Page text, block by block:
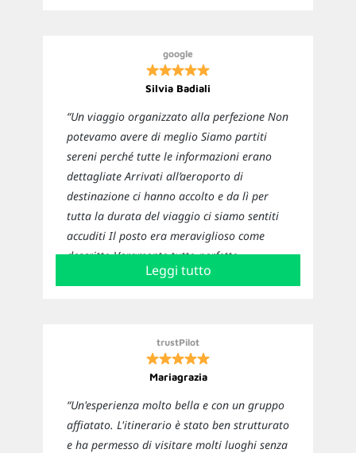
google
Silvia Badiali
“Un viaggio organizzato alla perfezione Non
potevamo avere di meglio Siamo partiti
sereni perché tutte le informazioni erano
dettagliate Arrivati all’aeroporto di
destinazione ci hanno accolto e da lì per
tutta la durata del viaggio ci siamo sentiti
accuditi Il posto era meraviglioso come
descritto Veramente tutto perfetto
Sicuramente ci affideremo nuovamente a
Leggi tutto
trustPilot
Mariagrazia
“Un'esperienza molto bella e con un gruppo
affiatato. L'itinerario è stato ben strutturato
e ha permesso di visitare molti luoghi senza